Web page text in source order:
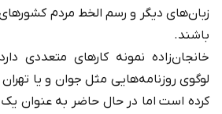
زبان‌های دیگر و رسم الخط مردم
باشند.
خانجان‌زاده نمونه کارهای متعددی
لوگوی روزنامه‌هایی مثل جوان و یا
کرده است اما در حال حاضر به عنوان یک